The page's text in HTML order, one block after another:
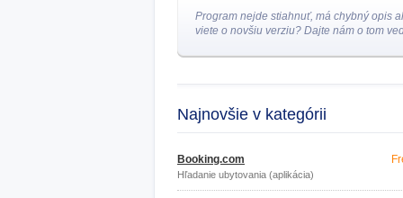
Program nejde stiahnuť, má chybný opis
viete o novšiu verziu? Dajte nám o tom
Najnovšie v kategórii
Booking.com
Hľadanie ubytovania (aplikácia)